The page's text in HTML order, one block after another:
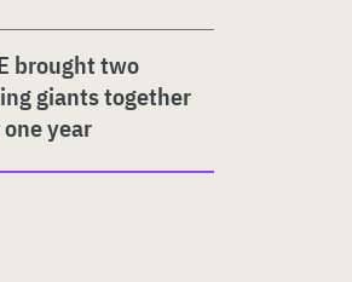
brought two
giants together
year